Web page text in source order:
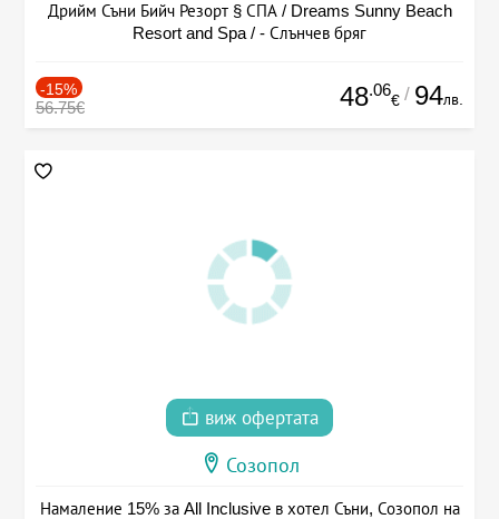
Дрийм Съни Бийч Резорт § СПА / Dreams Sunny Beach
Resort and Spa / - Слънчев бряг
-15%
56.75€ 48.06
€ / 94лв.
виж офертата
Созопол
Намаление 15% за All Inclusive в хотел Съни, Созопол на